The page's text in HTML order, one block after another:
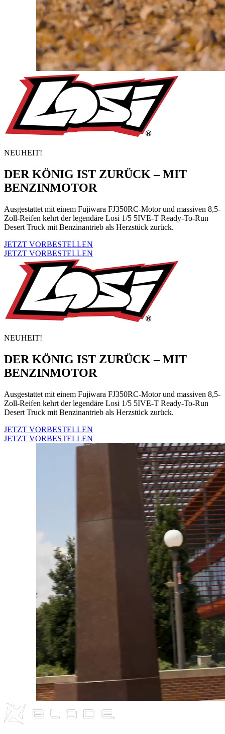
NEUHEIT!
DER KÖNIG IST ZURÜCK – MIT
BENZINMOTOR
Ausgestattet mit einem Fujiwara FJ350RC-Motor und massiven 8,5-
Zoll-Reifen kehrt der legendäre Losi 1/5 5IVE-T Ready-To-Run
Desert Truck mit Benzinantrieb als Herzstück zurück.
JETZT VORBESTELLEN
JETZT VORBESTELLEN
NEUHEIT!
DER KÖNIG IST ZURÜCK – MIT
BENZINMOTOR
Ausgestattet mit einem Fujiwara FJ350RC-Motor und massiven 8,5-
Zoll-Reifen kehrt der legendäre Losi 1/5 5IVE-T Ready-To-Run
Desert Truck mit Benzinantrieb als Herzstück zurück.
JETZT VORBESTELLEN
JETZT VORBESTELLEN